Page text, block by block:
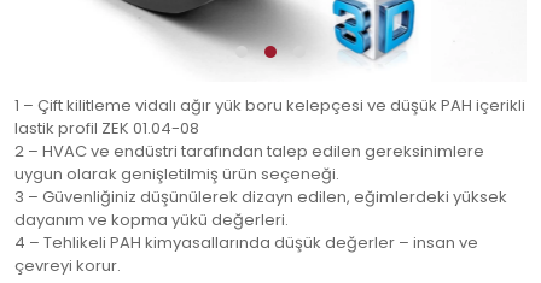
1 – Çift kilitleme vidalı ağır yük boru kelepçesi ve düşük PAH içerikli
lastik profil ZEK 01.04-08
2 – HVAC ve endüstri tarafından talep edilen gereksinimlere
uygun olarak genişletilmiş ürün seçeneği.
3 – Güvenliğiniz düşünülerek dizayn edilen, eğimlerdeki yüksek
dayanım ve kopma yükü değerleri.
4 – Tehlikeli PAH kimyasallarında düşük değerler – insan ve
çevreyi korur.